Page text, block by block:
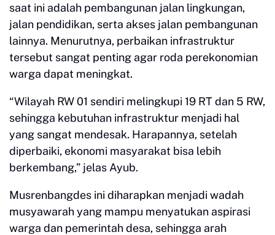
saat ini adalah pembangunan jalan lingkungan,
jalan pendidikan, serta akses jalan pembangunan
lainnya. Menurutnya, perbaikan infrastruktur
tersebut sangat penting agar roda perekonomian
warga dapat meningkat.
“Wilayah RW 01 sendiri melingkupi 19 RT dan 5 RW,
sehingga kebutuhan infrastruktur menjadi hal
yang sangat mendesak. Harapannya, setelah
diperbaiki, ekonomi masyarakat bisa lebih
berkembang,” jelas Ayub.
Musrenbangdes ini diharapkan menjadi wadah
musyawarah yang mampu menyatukan aspirasi
warga dan pemerintah desa, sehingga arah